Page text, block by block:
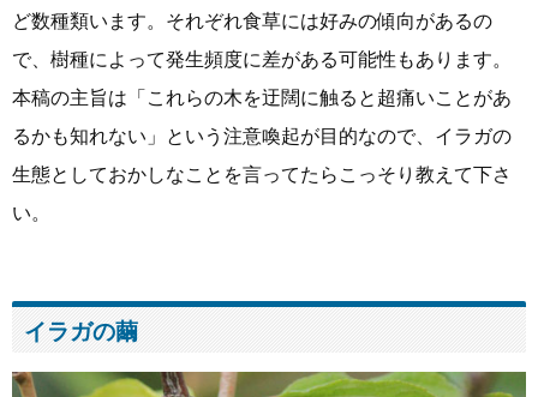
ど数種類います。それぞれ食草には好みの傾向があるの
で、樹種によって発生頻度に差がある可能性もあります。
本稿の主旨は「これらの木を迂闊に触ると超痛いことがあ
るかも知れない」という注意喚起が目的なので、イラガの
生態としておかしなことを言ってたらこっそり教えて下さ
い。
イラガの繭